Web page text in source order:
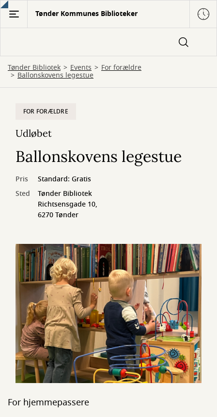
Gå
hovedindhold
Tønder Kommunes Biblioteker
Tønder Bibliotek Events For forældre
Ballonskovens legestue
FOR FORÆLDRE
Udløbet
Ballonskovens legestue
Pris
Standard: Gratis
Sted
Tønder Bibliotek
Richtsensgade 10,
6270 Tønder
For hjemmepassere